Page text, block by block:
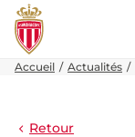
Accueil Actualités
Retour